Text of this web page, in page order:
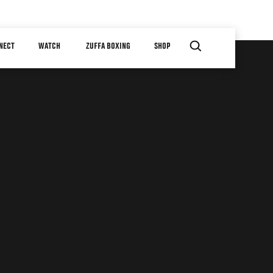
WATCH ZUFFA BOXING SHOP